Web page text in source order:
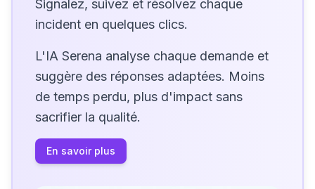
Signalez, suivez et résolvez chaque
incident en quelques clics.
L'IA Serena analyse chaque demande et
suggère des réponses adaptées. Moins
de temps perdu, plus d'impact sans
sacrifier la qualité.
En savoir plus